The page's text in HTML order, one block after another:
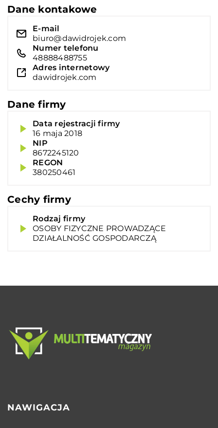
Dane kontakowe
E-mail
biuro@dawidrojek.com
Numer telefonu
48888488755
Adres internetowy
dawidrojek.com
Dane firmy
Data rejestracji firmy
16 maja 2018
NIP
8672245120
REGON
380250461
Cechy firmy
Rodzaj firmy
OSOBY FIZYCZNE PROWADZĄCE
DZIAŁALNOŚĆ GOSPODARCZĄ
NAWIGACJA